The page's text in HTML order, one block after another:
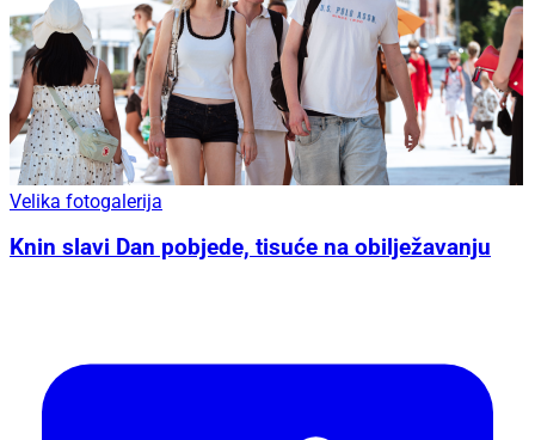
Velika fotogalerija
Knin slavi Dan pobjede, tisuće na obilježavanju